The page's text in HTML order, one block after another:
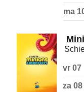
ma
vr 07
za 08